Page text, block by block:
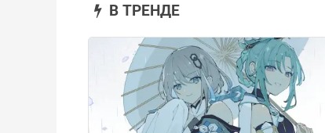
В ТРЕНДЕ